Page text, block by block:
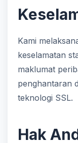
Kami
keselamatan
maklumat
penghantaran
teknologi SSL.
Hak